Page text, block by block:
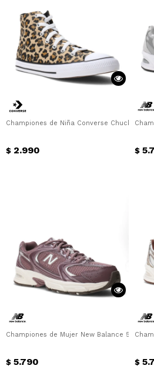
Championes de Niña Converse Chuck
$ 2.990 $
Championes de Mujer New Balance 530
$ 5.790 $